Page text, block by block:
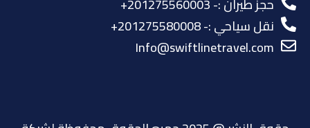
نقل سياحي :- 201275580008+
Info@swiftlinetravel.com